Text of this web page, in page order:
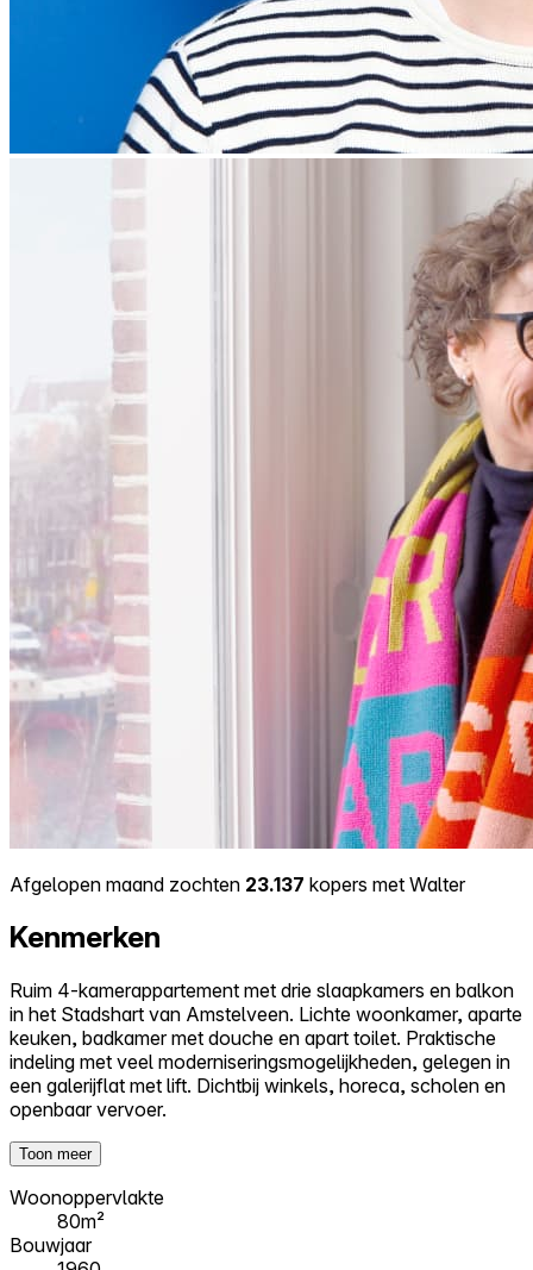
Afgelopen maand zochten 23.137 kopers met Walter
Kenmerken
Ruim 4-kamerappartement met drie slaapkamers en balkon
in het Stadshart van Amstelveen. Lichte woonkamer, aparte
keuken, badkamer met douche en apart toilet. Praktische
indeling met veel moderniseringsmogelijkheden, gelegen in
een galerijflat met lift. Dichtbij winkels, horeca, scholen en
openbaar vervoer.
Toon meer
Woonoppervlakte
80m²
Bouwjaar